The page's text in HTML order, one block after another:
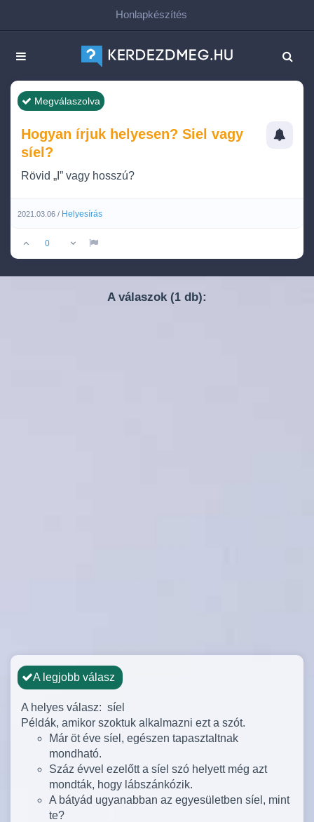
Honlapkészítés
Megválaszolva
Hogyan írjuk helyesen? Siel vagy
síel?
Rövid „I” vagy hosszú?
2021.03.06 / Helyesírás
0
A válaszok (1 db):
A legjobb válasz
A helyes válasz: síel
Példák, amikor szoktuk alkalmazni ezt a szót.
Már öt éve síel, egészen tapasztaltnak
mondható.
Száz évvel ezelőtt a síel szó helyett még azt
mondták, hogy lábszánkózik.
A bátyád ugyanabban az egyesületben síel, mint
te?